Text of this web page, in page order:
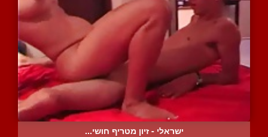
ישראלי - זיון מטריף חושי...